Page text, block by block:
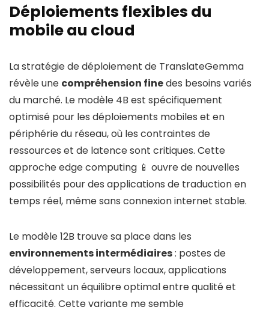
Déploiements flexibles du
mobile au cloud
La stratégie de déploiement de TranslateGemma
révèle une compréhension finedes besoins variés
du marché. Le modèle 4B est spécifiquement
optimisé pour les déploiements mobiles et en
périphérie du réseau, où les contraintes de
ressources et de latence sont critiques. Cette
approche edge computing 📱 ouvre de nouvelles
possibilités pour des applications de traduction en
temps réel, même sans connexion internet stable.
Le modèle 12B trouve sa place dans les
environnements intermédiaires: postes de
développement, serveurs locaux, applications
nécessitant un équilibre optimal entre qualité et
efficacité. Cette variante me semble